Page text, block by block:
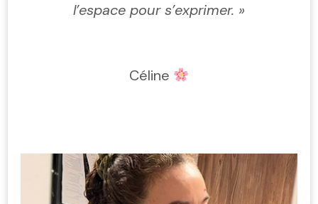
l’espace pour s’exprimer. »
Céline